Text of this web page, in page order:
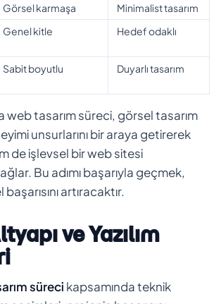
Görsel karmaşa
Minimalist tasarım
Genel kitle Hedef odaklı
Sabit boyutlu Duyarlı tasarım
web tasarım süreci, görsel tasarım
unsurlarını bir araya getirerek
de işlevsel bir web sitesi
Bu adımı başarıyla geçmek,
artıracaktır.
ve Yazılım
süreci kapsamında teknik